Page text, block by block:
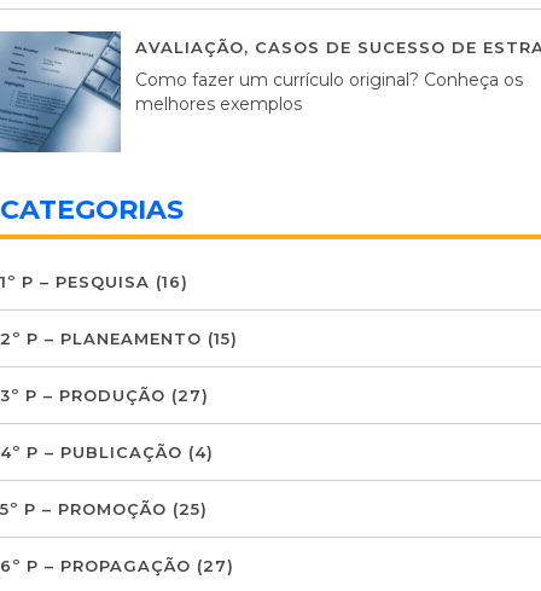
AVALIAÇÃO, CASOS DE SUCESSO DE
Como fazer um currículo original? Conheça os
melhores exemplos
CATEGORIAS
1º P – PESQUISA (16)
2º P – PLANEAMENTO (15)
3º P – PRODUÇÃO (27)
4º P – PUBLICAÇÃO (4)
5º P – PROMOÇÃO (25)
6º P – PROPAGAÇÃO (27)